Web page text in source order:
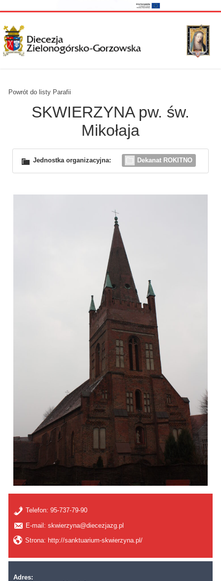
Powrót do listy Parafii
SKWIERZYNA pw. św.
Mikołaja
Jednostka organizacyjna: Dekanat ROKITNO
Telefon:95-737-79-90
E-mail: skwierzyna@diecezjazg.pl
Strona: http://sanktuarium-skwierzyna.pl/
Adres: